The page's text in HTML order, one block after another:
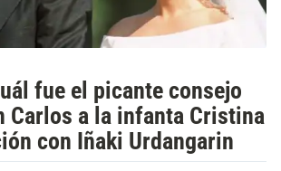
fue el picante consejo
Carlos a la infanta Cristina
con Iñaki Urdangarin